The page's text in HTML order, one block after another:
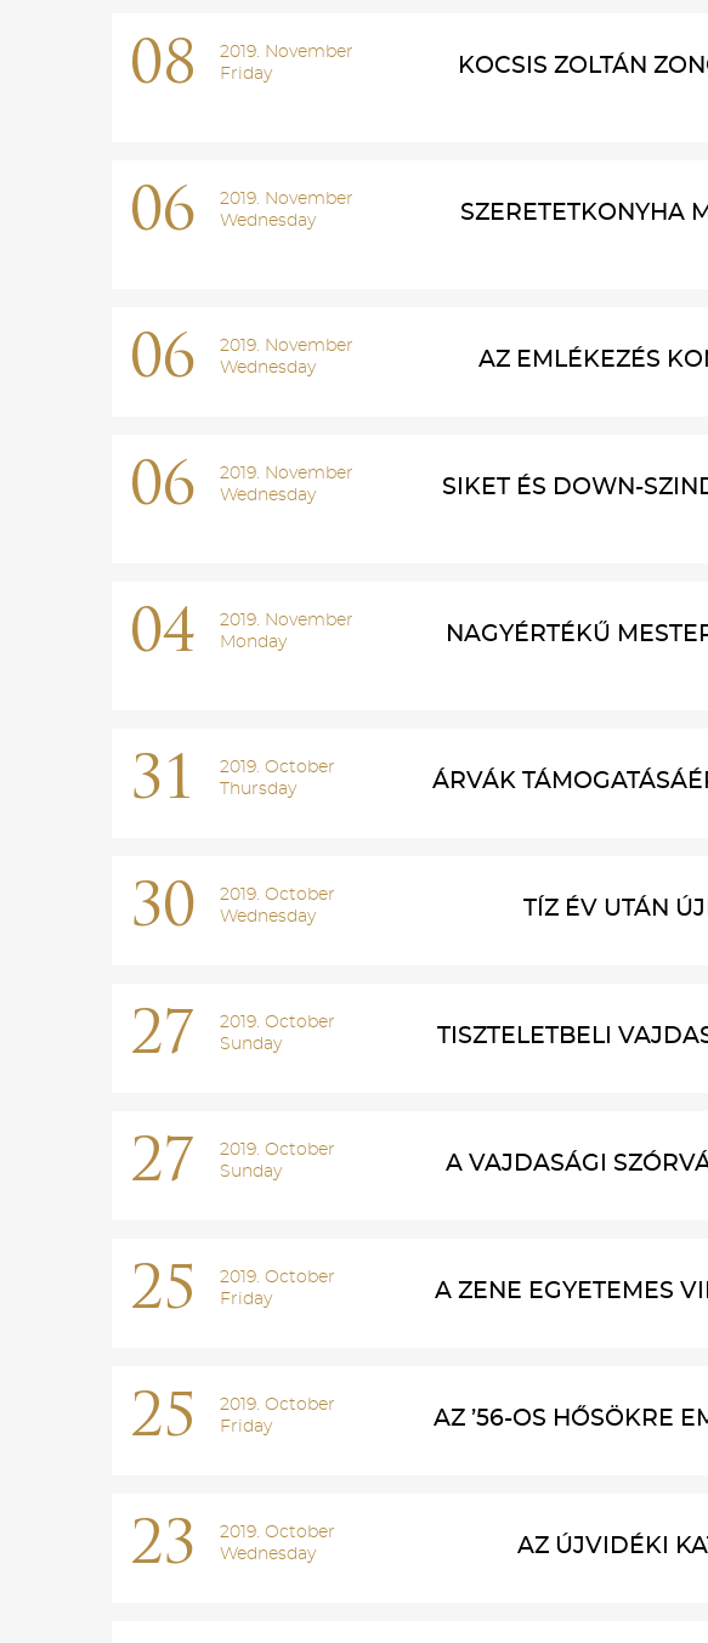
08
2019. November
Friday
KOCSIS ZOLTÁN
06
2019. November
Wednesday
SZERETETKONYHA
06
2019. November
Wednesday
AZ EMLÉKEZÉS
06
2019. November
Wednesday
SIKET ÉS DOWN-
04
2019. November
Monday
NAGYÉRTÉKŰ
31
2019. October
Thursday
ÁRVÁK
30
2019. October
Wednesday
TÍZ ÉV UTÁN
27
2019. October
Sunday
TISZTELETBELI
27
2019. October
Sunday
A VAJDASÁGI
25
2019. October
Friday
A ZENE EGYETEMES
25
2019. October
Friday
AZ ’56-OS HŐSÖKRE
23
2019. October
Wednesday
AZ ÚJVIDÉKI